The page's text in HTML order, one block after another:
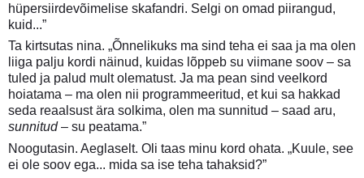
hüpersiirdevõimelise skafandri. Selgi on omad piirangud,
kuid...”
Ta kirtsutas nina. „Õnnelikuks ma sind teha ei saa ja ma olen
liiga palju kordi näinud, kuidas lõppeb su viimane soov – sa
tuled ja palud mult olematust. Ja ma pean sind veelkord
hoiatama – ma olen nii programmeeritud, et kui sa hakkad
seda reaalsust ära solkima, olen ma sunnitud – saad aru,
sunnitud– su peatama.”
Noogutasin. Aeglaselt. Oli taas minu kord ohata. „Kuule, see
ei ole soov ega... mida sa ise teha tahaksid?”